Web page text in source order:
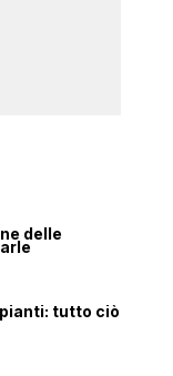
delle
tutto ciò